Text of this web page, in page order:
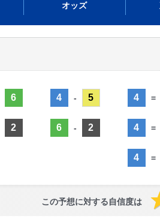
オッズ
6
2
4 - 5
6 - 2
4 =
4 =
4 =
この予想に対する自信度は